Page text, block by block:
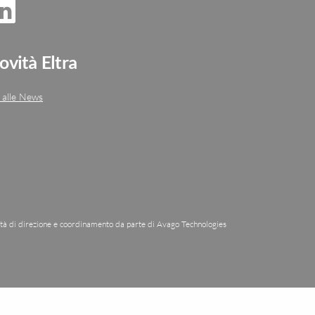
Eltra
alle News
di direzione e coordinamento da parte di Avago Technologies